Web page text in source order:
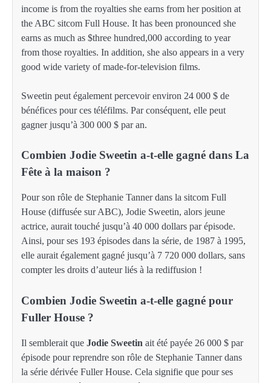
income is from the royalties she earns from her position at
the ABC sitcom Full House. It has been pronounced she
earns as much as $three hundred,000 according to year
from those royalties. In addition, she also appears in a very
good wide variety of made-for-television films.
Sweetin peut également percevoir environ 24 000 $ de
bénéfices pour ces téléfilms. Par conséquent, elle peut
gagner jusqu’à 300 000 $ par an.
Combien Jodie Sweetin a-t-elle gagné dans La
Fête à la maison ?
Pour son rôle de Stephanie Tanner dans la sitcom Full
House (diffusée sur ABC), Jodie Sweetin, alors jeune
actrice, aurait touché jusqu’à 40 000 dollars par épisode.
Ainsi, pour ses 193 épisodes dans la série, de 1987 à 1995,
elle aurait également gagné jusqu’à 7 720 000 dollars, sans
compter les droits d’auteur liés à la rediffusion !
Combien Jodie Sweetin a-t-elle gagné pour
Fuller House ?
Il semblerait que Jodie Sweetin ait été payée 26 000 $ par
épisode pour reprendre son rôle de Stephanie Tanner dans
la série dérivée Fuller House. Cela signifie que pour ses